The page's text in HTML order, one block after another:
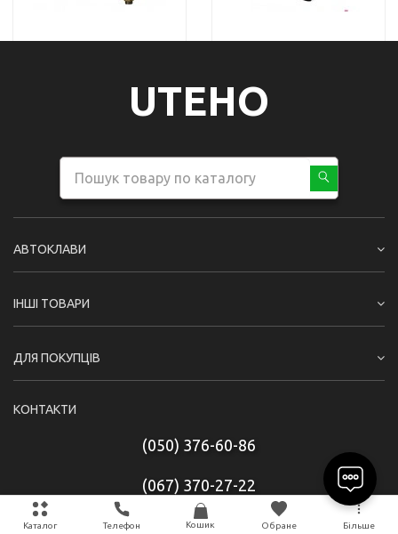
Каталог Телефон Кошик Обране Більше
UTEHO
АВТОКЛАВИ
ІНШІ ТОВАРИ
ДЛЯ ПОКУПЦІВ
КОНТАКТИ
(050) 376-60-86
(067) 370-27-22
rsabyo@gmail.com